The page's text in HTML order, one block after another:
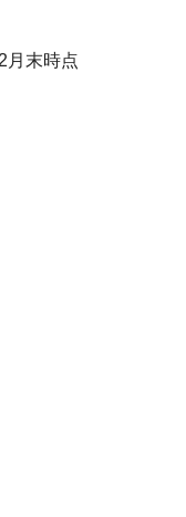
月末時点